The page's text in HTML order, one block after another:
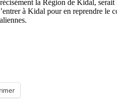
la Région de Kidal,
à Kidal pour en reprendre